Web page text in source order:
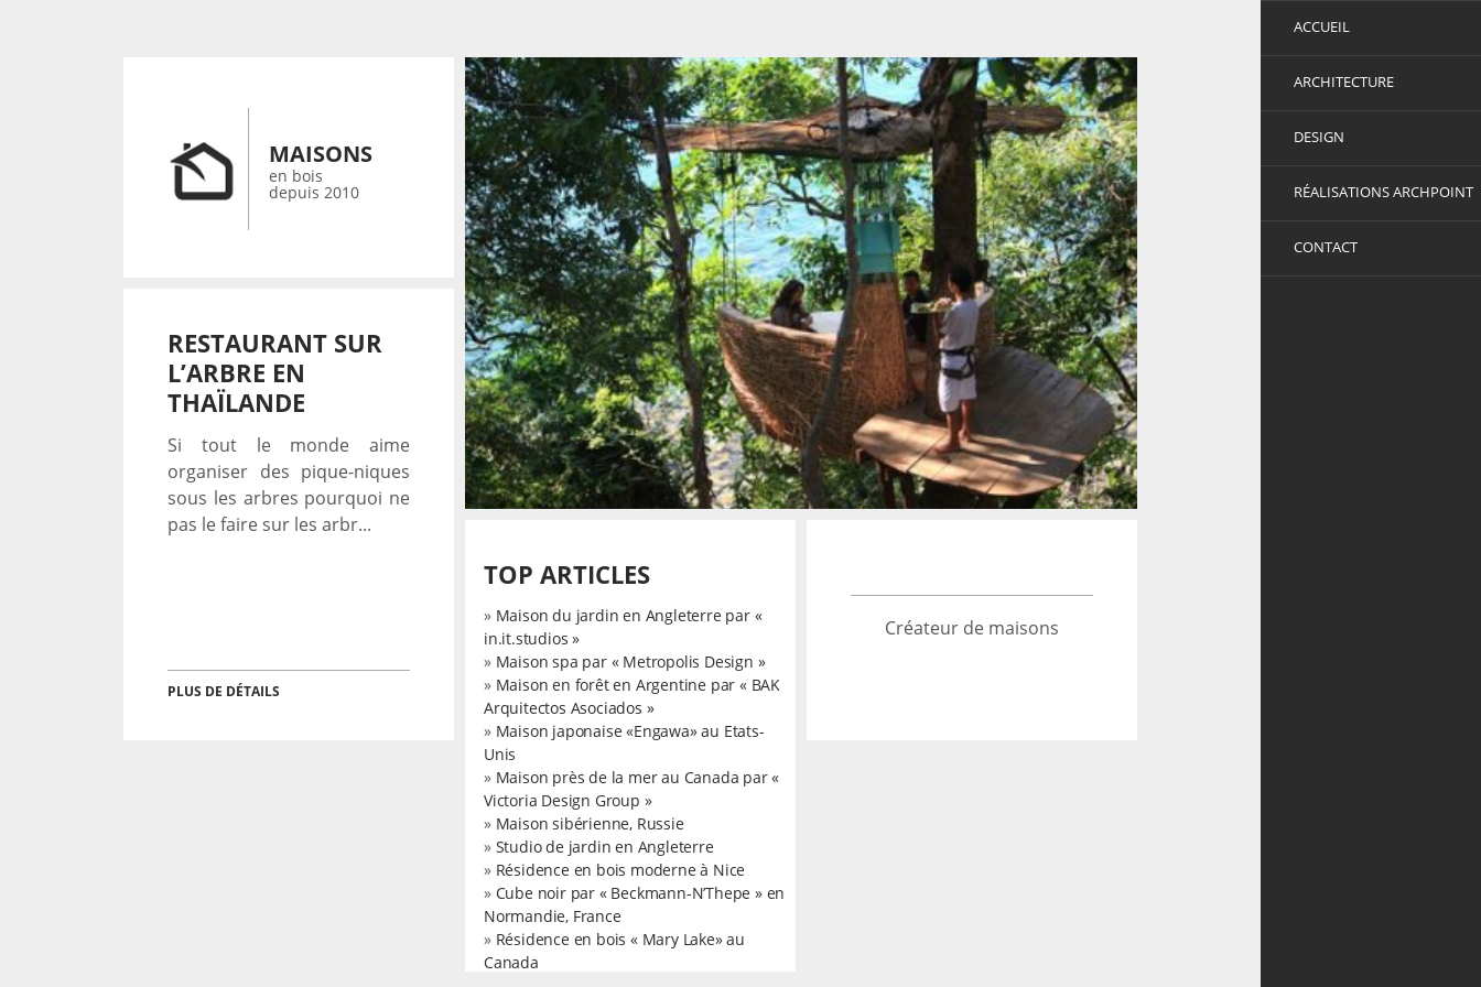
ACCUEIL
ARCHITECTURE
DESIGN
RÉALISATIONS ARCHPOINT
CONTACT
MAISONS
en bois
depuis 2010
RESTAURANT SUR
L’ARBRE EN
THAÏLANDE
Si tout le monde aime
organiser des pique-niques
sous les arbres pourquoi ne
pas le faire sur les arbr...
PLUS DE DÉTAILS
TOP ARTICLES
» Maison du jardin en Angleterre par «
in.it.studios »
» Maison spa par « Metropolis Design »
» Maison en forêt en Argentine par « BAK
Arquitectos Asociados »
» Maison japonaise «Engawa» au Etats-
Unis
» Maison près de la mer au Canada par «
Victoria Design Group »
» Maison sibérienne, Russie
» Studio de jardin en Angleterre
» Résidence en bois moderne à Nice
» Cube noir par « Beckmann-N’Thepe » en
Normandie, France
» Résidence en bois « Mary Lake» au
Canada
Créateur de maisons